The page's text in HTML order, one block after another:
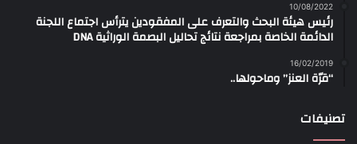
10/08/2022
رئيس هيئة البحث والتعرف على المفقودين يترأس اجتماع اللجنة
الدائمة الخاصة بمراجعة نتائج تحاليل البصمة الوراثية DNA
16/02/2019
“قرّة العنز” وماحولها..
تصنيفات